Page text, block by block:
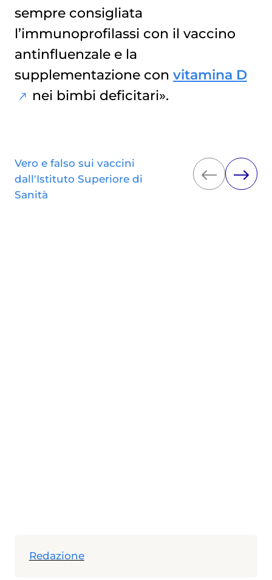
sempre consigliata
l’immunoprofilassi con il vaccino
antinfluenzale e la
supplementazione con vitamina D
nei bimbi deficitari».
Vero e falso sui vaccini
dall'Istituto Superiore di
Sanità
Redazione